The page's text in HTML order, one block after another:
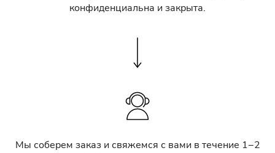
конфиденциальна и закрыта.
Мы соберем заказ и свяжемся с вами в течение 1−2